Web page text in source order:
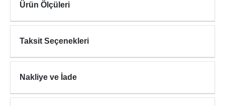
Ürün Ölçüleri
Taksit Seçenekleri
Nakliye ve İade